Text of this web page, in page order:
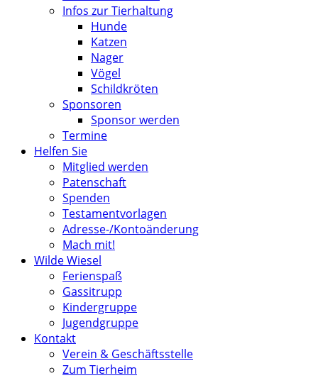
Infos zur Tierhaltung
Hunde
Katzen
Nager
Vögel
Schildkröten
Sponsoren
Sponsor werden
Termine
Helfen Sie
Mitglied werden
Patenschaft
Spenden
Testamentvorlagen
Adresse-/Kontoänderung
Mach mit!
Wilde Wiesel
Ferienspaß
Gassitrupp
Kindergruppe
Jugendgruppe
Kontakt
Verein & Geschäftsstelle
Zum Tierheim